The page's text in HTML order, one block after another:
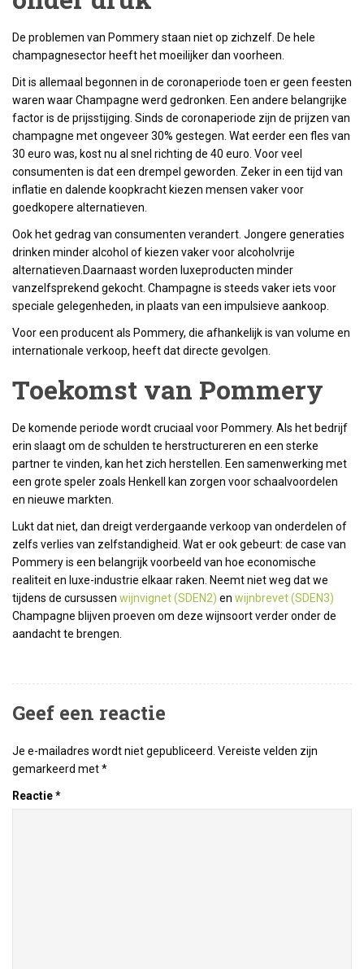
De problemen van Pommery staan niet op zichzelf. De hele
champagnesector heeft het moeilijker dan voorheen.
Dit is allemaal begonnen in de coronaperiode toen er geen feesten
waren waar Champagne werd gedronken. Een andere belangrijke
factor is de prijsstijging. Sinds de coronaperiode zijn de prijzen van
champagne met ongeveer 30% gestegen. Wat eerder een fles van
30 euro was, kost nu al snel richting de 40 euro. Voor veel
consumenten is dat een drempel geworden. Zeker in een tijd van
inflatie en dalende koopkracht kiezen mensen vaker voor
goedkopere alternatieven.
Ook het gedrag van consumenten verandert. Jongere generaties
drinken minder alcohol of kiezen vaker voor alcoholvrije
alternatieven.Daarnaast worden luxeproducten minder
vanzelfsprekend gekocht. Champagne is steeds vaker iets voor
speciale gelegenheden, in plaats van een impulsieve aankoop.
Voor een producent als Pommery, die afhankelijk is van volume en
internationale verkoop, heeft dat directe gevolgen.
Toekomst van Pommery
De komende periode wordt cruciaal voor Pommery. Als het bedrijf
erin slaagt om de schulden te herstructureren en een sterke
partner te vinden, kan het zich herstellen. Een samenwerking met
een grote speler zoals Henkell kan zorgen voor schaalvoordelen
en nieuwe markten.
Lukt dat niet, dan dreigt verdergaande verkoop van onderdelen of
zelfs verlies van zelfstandigheid. Wat er ook gebeurt: de case van
Pommery is een belangrijk voorbeeld van hoe economische
realiteit en luxe-industrie elkaar raken. Neemt niet weg dat we
tijdens de cursussen wijnvignet (SDEN2) en wijnbrevet (SDEN3)
Champagne blijven proeven om deze wijnsoort verder onder de
aandacht te brengen.
Geef een reactie
Je e-mailadres wordt niet gepubliceerd. Vereiste velden zijn
gemarkeerd met*
Reactie*